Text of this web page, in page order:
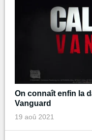
On connaît enfin la
Vanguard
19 aoû 2021